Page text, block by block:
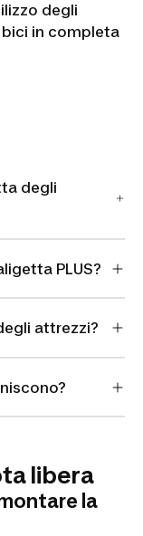
degli
in completa
degli
PLUS?
attrezzi?
libera
la